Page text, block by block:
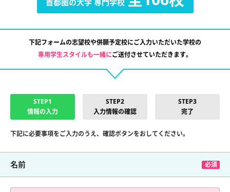
首都圏の大学 専門学校
下記フォームの志望校や併願予定校にご入力いただいた学校の
専用学生スタイルも一緒にご送付させていただきます。
STEP1
情報の入力
STEP2
入力情報の確認
STEP3
完了
下記に必要事項をご入力のうえ、確認ボタンをおしてください。
名前